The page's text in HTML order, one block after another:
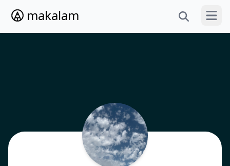
makalam